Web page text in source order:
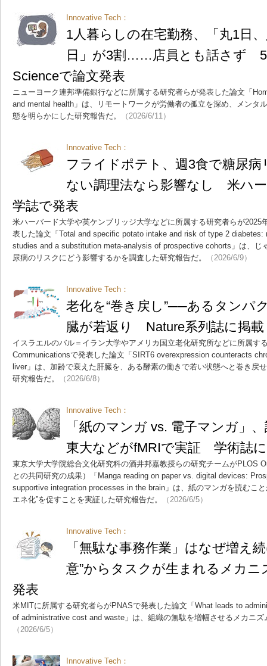
Innovative Tech：
1人暮らしの在宅勤務、「丸1日
日」が3割……店員とも話さず
Scienceで論文発表
ニューヨーク連邦準備銀行などに所属する研究者らが発表した論文「
and mental health」は、リモートワークが労働者の孤立を深め、メンタ
態を明らかにした研究報告だ。
（2026/6/11）
Innovative Tech：
フライドポテト、週3食で糖尿
ない調理法なら影響なし 米ハ
学誌で発表
米ハーバード大学や英ケンブリッジ大学などに所属する研究者らが2025
表した論文「Total and specific potato intake and risk of type 2
studies and a substitution meta-analysis of prospective cohorts」は、じ
尿病のリスクにどう影響するかを調査した研究報告だ。
（2026/6/9）
Innovative Tech：
老化を“巻き戻し”──あるタンパ
臓が若返り Nature系列誌に掲載
イスラエルのバル＝イラン大学やアメリカ国立老化研究所などに所属す
Communicationsで発表した論文「SIRT6 overexpression counteracts
liver」は、加齢で衰えた肝臓を、ある酵素の働きで若い状態へと巻き戻
研究報告だ。
（2026/6/8）
Innovative Tech：
「紙のマンガ vs. 電子マンガ」
東大などがfMRIで実証 学術誌
東京大学大学院総合文化研究科の酒井邦嘉教授らの研究チームがPLOS
との共同研究の成果）「Manga reading on paper vs. digital devices:
supportive integration processes in the brain」は、紙のマンガを読むこ
エネ化”を促すことを実証した研究報告だ。
（2026/6/5）
Innovative Tech：
「無駄な事務作業」はなぜ増え
意”からタスクが生まれるメカニ
発表
米MITに所属する研究者らがPNASで発表した論文「What leads to
of administrative cost and waste」は、組織の無駄を増幅させるメカニ
（2026/6/5）
Innovative Tech：